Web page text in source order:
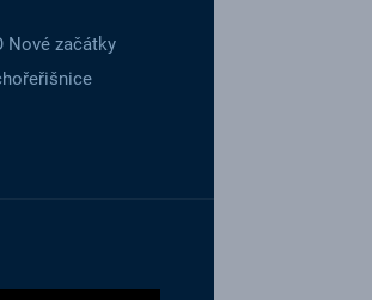
Nové začátky